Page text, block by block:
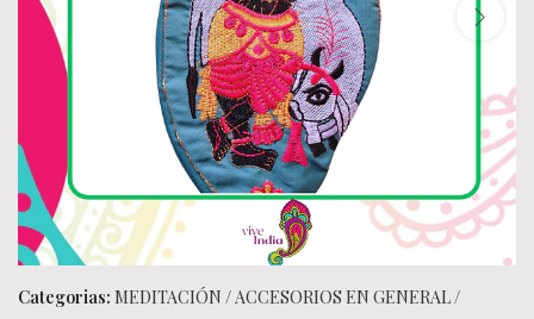
Categorias: MEDITACIÓN /ACCESORIOS EN GENERAL/